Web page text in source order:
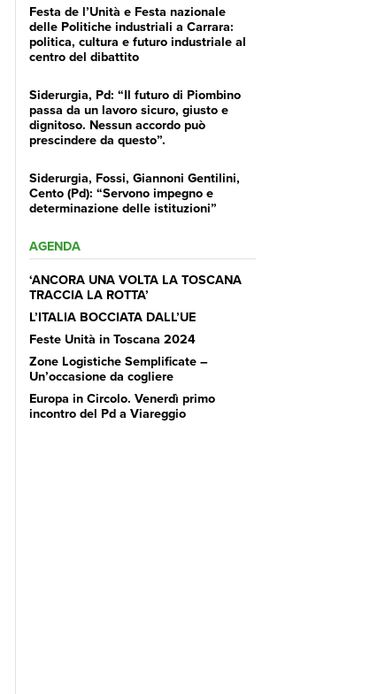
Festa de l’Unità e Festa nazionale
delle Politiche industriali a Carrara:
politica, cultura e futuro industriale al
centro del dibattito
Siderurgia, Pd: “Il futuro di Piombino
passa da un lavoro sicuro, giusto e
dignitoso. Nessun accordo può
prescindere da questo”.
Siderurgia, Fossi, Giannoni Gentilini,
Cento (Pd): “Servono impegno e
determinazione delle istituzioni”
AGENDA
‘ANCORA UNA VOLTA LA TOSCANA
TRACCIA LA ROTTA’
L’ITALIA BOCCIATA DALL’UE
Feste Unità in Toscana 2024
Zone Logistiche Semplificate –
Un’occasione da cogliere
Europa in Circolo. Venerdì primo
incontro del Pd a Viareggio